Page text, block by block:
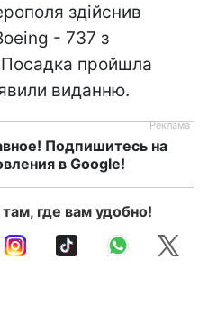
здійснив
- 737 з
Посадка пройшла
виданню.
Подпишитесь на
в Google!
где вам удобно!